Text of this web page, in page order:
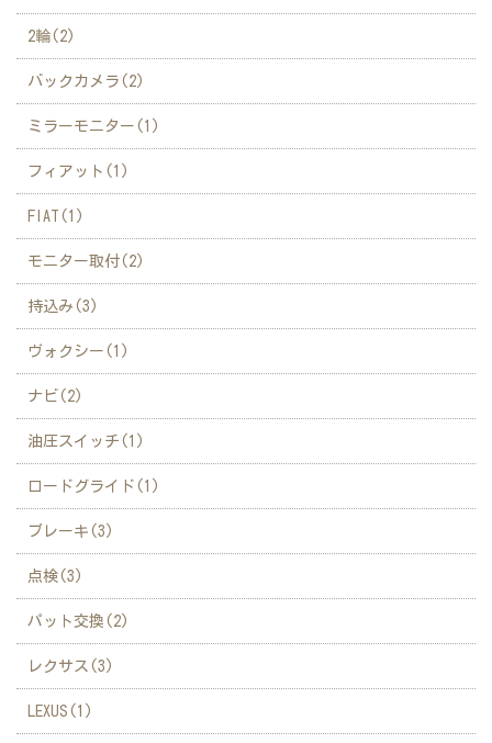
2輪(2)
バックカメラ(2)
ミラーモニター(1)
フィアット(1)
FIAT(1)
モニター取付(2)
持込み(3)
ヴォクシー(1)
ナビ(2)
油圧スイッチ(1)
ロードグライド(1)
ブレーキ(3)
点検(3)
パット交換(2)
レクサス(3)
LEXUS(1)